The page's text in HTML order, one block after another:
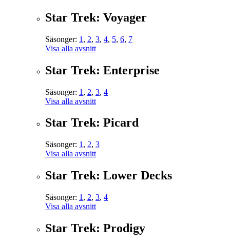
Star Trek: Voyager
Säsonger: 1 , 2, 3, 4, 5, 6, 7
Visa alla avsnitt
Star Trek: Enterprise
Säsonger: 1 , 2, 3, 4
Visa alla avsnitt
Star Trek: Picard
Säsonger: 1 , 2, 3
Visa alla avsnitt
Star Trek: Lower Decks
Säsonger: 1 , 2, 3, 4
Visa alla avsnitt
Star Trek: Prodigy